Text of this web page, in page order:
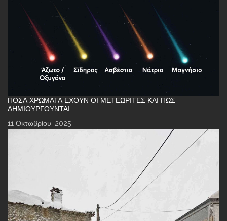
ΠΌΣΑ ΧΡΏΜΑΤΑ ΈΧΟΥΝ ΟΙ ΜΕΤΕΩΡΊΤΕΣ ΚΑΙ ΠΏΣ
ΔΗΜΙΟΥΡΓΟΎΝΤΑΙ
11 Οκτωβρίου, 2025